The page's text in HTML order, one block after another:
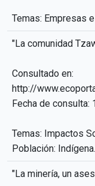
Temas: Empresas
"La comunidad
Consultado en:
http://
Fecha de
Temas: Impactos
Población: Indígena.
"La minería, un